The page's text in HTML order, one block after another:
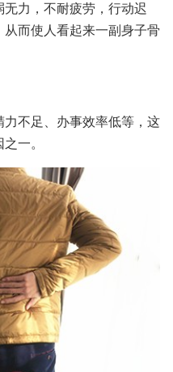
力，不耐疲劳，行动迟
而使人看起来一副身子骨
不足、办事效率低等，这
一。